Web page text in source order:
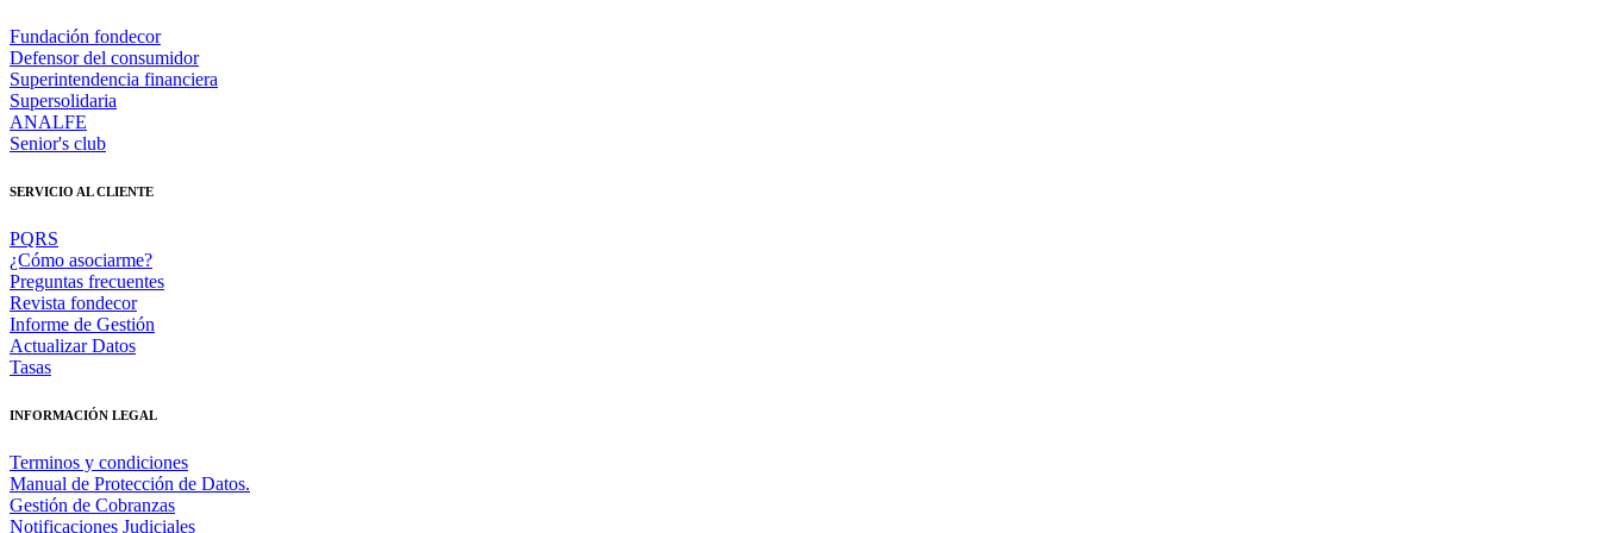
Fundación fondecor
Defensor del consumidor
Superintendencia financiera
Supersolidaria
ANALFE
Senior's club
SERVICIO AL CLIENTE
PQRS
¿Cómo asociarme?
Preguntas frecuentes
Revista fondecor
Informe de Gestión
Actualizar Datos
Tasas
INFORMACIÓN LEGAL
Terminos y condiciones
Manual de Protección de Datos.
Gestión de Cobranzas
Notificaciones Judiciales